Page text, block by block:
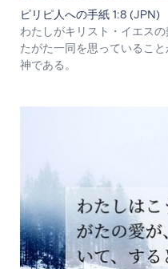
ピリピ人への手紙 1:8 (JPN)
わたしがキリスト・イエス
たがた一同を思っているこ
神である。